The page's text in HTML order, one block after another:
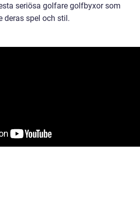
seriösa golfare golfbyxor som
deras spel och stil.